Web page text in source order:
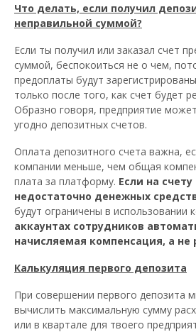
Что делать, если получил
неправильной суммой?
Если ты получил или заказал счет
суммой, беспокоиться не о чем,
предоплаты будут
только после того, как счет будет
Образно говоря, предприятие
угодно депозитных счетов.
Оплата депозитного счета важна,
компании меньше, чем общая
плата за платформу. Если на
недостаточно денежных
будут ограничены в использовании
аккаунтах сотрудников
начисляемая компенсация, а не
Калькуляция первого депозита
При совершении первого депозита
вычислить максимальную сумму
или в квартале для твоего